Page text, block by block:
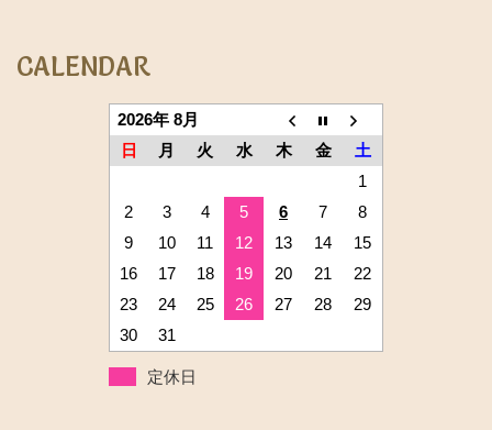
CALENDAR
2026年 8月
日
月 火 水 木 金
土
1
2
3 4 5 6 7
8
9
10 11 12 13 14
15
16
17 18 19 20 21
22
23
24 25 26 27 28
29
30
31
定休日